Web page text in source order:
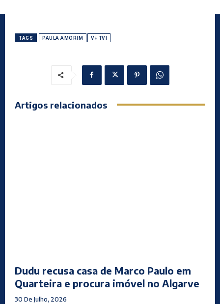
TAGS PAULA AMORIM V+ TVI
Artigos relacionados
Dudu recusa casa de Marco Paulo em
Quarteira e procura imóvel no Algarve
30 De Julho, 2026